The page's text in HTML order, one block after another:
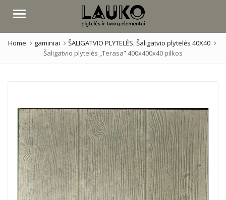
Menu
Home gaminiai ŠALIGATVIO PLYTELĖS,Šaligatvio plytelės 40X40
Šaligatvio plytelės „Terasa” 400x400x40 pilkos